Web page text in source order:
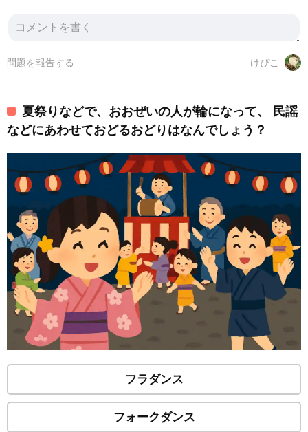
けぴこ
問題を報告する
夏祭りなどで、おおぜいの人が輪になって、 民謡
などにあわせておどるおどりはなんでしょう？
フラダンス
フォークダンス